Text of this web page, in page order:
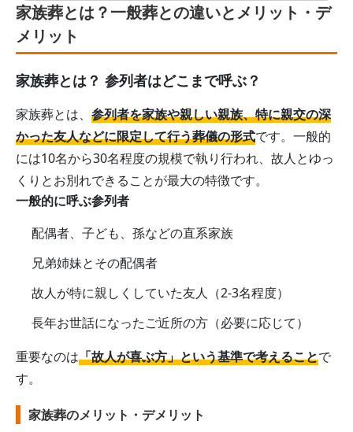
家族葬とは？一般葬との違いとメリット・デ
メリット
家族葬とは？ 参列者はどこまで呼ぶ？
家族葬とは、 参列者を家族や親しい親族、特に親交の深
かった友人などに限定して行う葬儀の形式です。一般的
には10名から30名程度の規模で執り行われ、故人とゆっ
くりとお別れできることが最大の特徴です。
一般的に呼ぶ参列者
配偶者、子ども、孫などの直系家族
兄弟姉妹とその配偶者
故人が特に親しくしていた友人（2-3名程度）
長年お世話になったご近所の方（必要に応じて）
重要なのは「故人が喜ぶ方」という基準で考えることで
す。
家族葬のメリット・デメリット